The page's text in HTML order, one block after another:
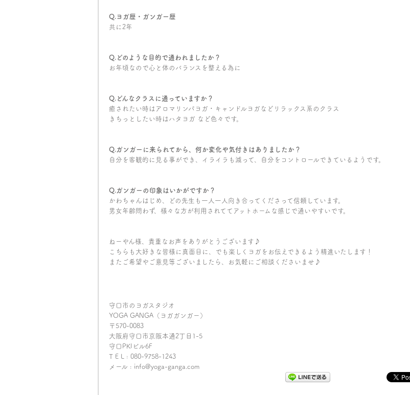
Q.ヨガ歴・ガンガー歴
共に2年
Q.どのような目的で通われましたか？
お年頃なので心と体のバランスを整える為に
Q.どんなクラスに通っていますか？
癒されたい時はアロマリンパヨガ・キャンドルヨガなどリラックス系のクラス
きちっとしたい時はハタヨガ など色々です。
Q.ガンガーに来られてから、何か変化や気付きはありましたか？
自分を客観的に見る事ができ、イライラも減って、自分をコントロールできているようです。
Q.ガンガーの印象はいかがですか？
かわちゃんはじめ、どの先生も一人一人向き合ってくださって信頼しています。
男女年齢問わず、様々な方が利用されててアットホームな感じで通いやすいです。
ねーやん様、貴重なお声をありがとうございます♪
こちらも大好きな皆様に真面目に、でも楽しくヨガをお伝えできるよう精進いたします！
またご希望やご意見等ございましたら、お気軽にご相談くださいませ♪
守口市のヨガスタジオ
YOGA GANGA（ヨガガンガー）
〒570-0083
大阪府守口市京阪本通2丁目1-5
守口PKIビル6F
T E L : 080-9758-1243
メール : info@yoga-ganga.com